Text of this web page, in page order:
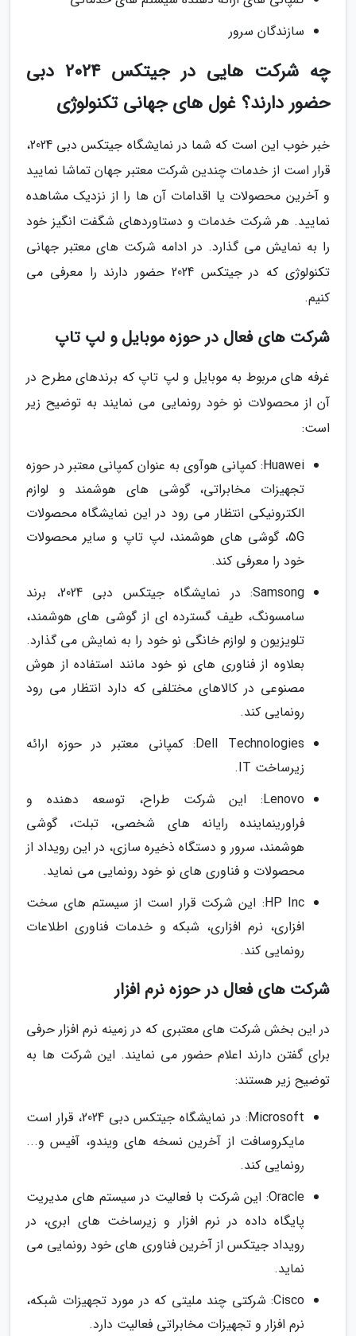
سازندگان سرور
چه شرکت هایی در جیتکس 2024 دبی
حضور دارند؟ غول های جهانی تکنولوژی
خبر خوب این است که شما در نمایشگاه جیتکس دبی 2024،
قرار است از خدمات چندین شرکت معتبر جهان تماشا نمایید
و آخرین محصولات یا اقدامات آن ها را از نزدیک مشاهده
نمایید. هر شرکت خدمات و دستاوردهای شگفت انگیز خود
را به نمایش می گذارد. در ادامه شرکت های معتبر جهانی
تکنولوژی که در جیتکس 2024 حضور دارند را معرفی می
کنیم.
شرکت های فعال در حوزه موبایل و لپ تاپ
غرفه های مربوط به موبایل و لپ تاپ که برندهای مطرح در
آن از محصولات نو خود رونمایی می نمایند به توضیح زیر
است:
Huawei: کمپانی هوآوی به عنوان کمپانی معتبر در حوزه
تجهیزات مخابراتی، گوشی های هوشمند و لوازم
الکترونیکی انتظار می رود در این نمایشگاه محصولات
5G، گوشی های هوشمند، لپ تاپ و سایر محصولات
خود را معرفی کند.
Samsong: در نمایشگاه جیتکس دبی 2024، برند
سامسونگ، طیف گسترده ای از گوشی های هوشمند،
تلویزیون و لوازم خانگی نو خود را به نمایش می گذارد.
بعلاوه از فناوری های نو خود مانند استفاده از هوش
مصنوعی در کالاهای مختلفی که دارد انتظار می رود
رونمایی کند.
Dell Technologies: کمپانی معتبر در حوزه ارائه
زیرساخت IT.
Lenovo: این شرکت طراح، توسعه دهنده و
فراورینماینده رایانه های شخصی، تبلت، گوشی
هوشمند، سرور و دستگاه ذخیره سازی، در این رویداد از
محصولات و فناوری های نو خود رونمایی می نماید.
HP Inc: این شرکت قرار است از سیستم های سخت
افزاری، نرم افزاری، شبکه و خدمات فناوری اطلاعات
رونمایی کند.
شرکت های فعال در حوزه نرم افزار
در این بخش شرکت های معتبری که در زمینه نرم افزار حرفی
برای گفتن دارند اعلام حضور می نمایند. این شرکت ها به
توضیح زیر هستند:
Microsoft: در نمایشگاه جیتکس دبی 2024، قرار است
مایکروسافت از آخرین نسخه های ویندو، آفیس و...
رونمایی کند.
Oracle: این شرکت با فعالیت در سیستم های مدیریت
پایگاه داده در نرم افزار و زیرساخت های ابری، در
رویداد جیتکس از آخرین فناوری های خود رونمایی می
نماید.
Cisco: شرکتی چند ملیتی که در مورد تجهیزات شبکه،
نرم افزار و تجهیزات مخابراتی فعالیت دارد.